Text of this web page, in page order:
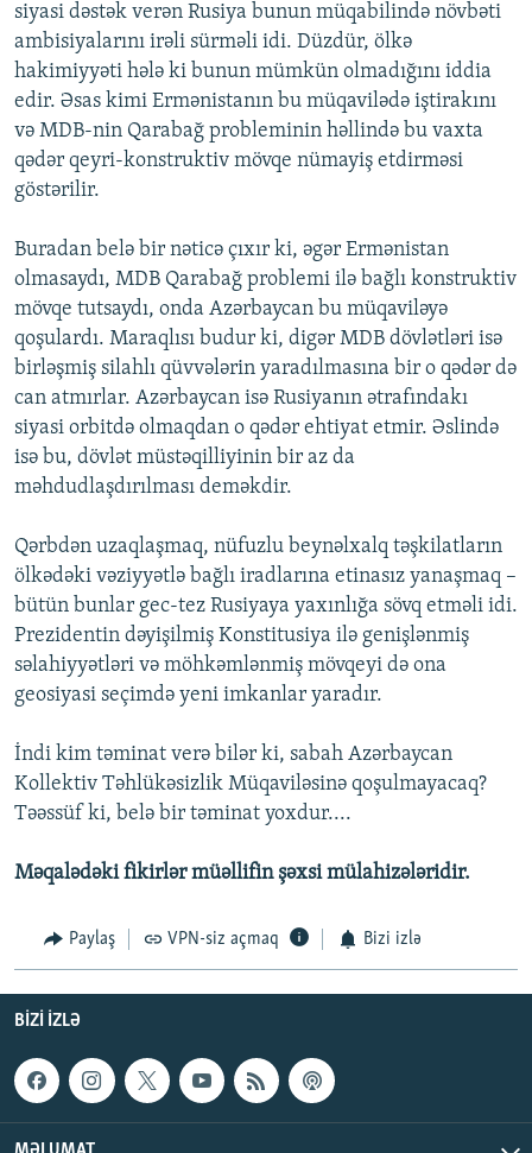
siyasi dəstək verən Rusiya bunun müqabilində növbəti
ambisiyalarını irəli sürməli idi. Düzdür, ölkə
hakimiyyəti hələ ki bunun mümkün olmadığını iddia
edir. Əsas kimi Ermənistanın bu müqavilədə iştirakını
və MDB-nin Qarabağ probleminin həllində bu vaxta
qədər qeyri-konstruktiv mövqe nümayiş etdirməsi
göstərilir.
Buradan belə bir nəticə çıxır ki, əgər Ermənistan
olmasaydı, MDB Qarabağ problemi ilə bağlı konstruktiv
mövqe tutsaydı, onda Azərbaycan bu müqaviləyə
qoşulardı. Maraqlısı budur ki, digər MDB dövlətləri isə
birləşmiş silahlı qüvvələrin yaradılmasına bir o qədər də
can atmırlar. Azərbaycan isə Rusiyanın ətrafındakı
siyasi orbitdə olmaqdan o qədər ehtiyat etmir. Əslində
isə bu, dövlət müstəqilliyinin bir az da
məhdudlaşdırılması deməkdir.
Qərbdən uzaqlaşmaq, nüfuzlu beynəlxalq təşkilatların
ölkədəki vəziyyətlə bağlı iradlarına etinasız yanaşmaq –
bütün bunlar gec-tez Rusiyaya yaxınlığa sövq etməli idi.
Prezidentin dəyişilmiş Konstitusiya ilə genişlənmiş
səlahiyyətləri və möhkəmlənmiş mövqeyi də ona
geosiyasi seçimdə yeni imkanlar yaradır.
İndi kim təminat verə bilər ki, sabah Azərbaycan
Kollektiv Təhlükəsizlik Müqaviləsinə qoşulmayacaq?
Təəssüf ki, belə bir təminat yoxdur....
Məqalədəki fikirlər müəllifin şəxsi mülahizələridir.
Paylaş VPN-siz açmaq Bizi izlə
BIZI IZLƏ